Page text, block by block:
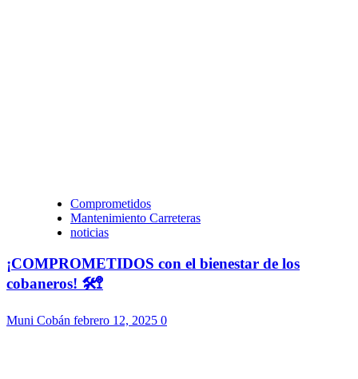
Comprometidos
Mantenimiento Carreteras
noticias
¡COMPROMETIDOS con el bienestar de los
cobaneros! 🛠️🚏
Muni Cobán febrero 12, 2025 0